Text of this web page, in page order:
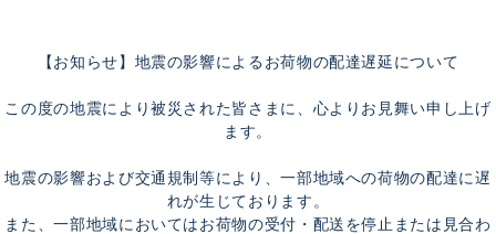
【お知らせ】地震の影響によるお荷物の配達遅延について
この度の地震により被災された皆さまに、心よりお見舞い申し上げ
ます。
地震の影響および交通規制等により、一部地域への荷物の配達に遅
れが生じております。
また、一部地域においてはお荷物の受付・配送を停止または見合わ